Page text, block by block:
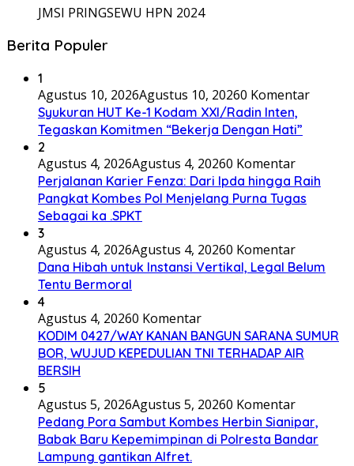
JMSI PRINGSEWU HPN 2024
Berita Populer
1
Agustus 10, 2026Agustus 10, 20260 Komentar
Syukuran HUT Ke-1 Kodam XXI/Radin Inten,
Tegaskan Komitmen “Bekerja Dengan Hati”
2
Agustus 4, 2026Agustus 4, 20260 Komentar
Perjalanan Karier Fenza: Dari Ipda hingga Raih
Pangkat Kombes Pol Menjelang Purna Tugas
Sebagai ka .SPKT
3
Agustus 4, 2026Agustus 4, 20260 Komentar
Dana Hibah untuk Instansi Vertikal, Legal Belum
Tentu Bermoral
4
Agustus 4, 20260 Komentar
KODIM 0427/WAY KANAN BANGUN SARANA SUMUR
BOR, WUJUD KEPEDULIAN TNI TERHADAP AIR
BERSIH
5
Agustus 5, 2026Agustus 5, 20260 Komentar
Pedang Pora Sambut Kombes Herbin Sianipar,
Babak Baru Kepemimpinan di Polresta Bandar
Lampung gantikan Alfret.